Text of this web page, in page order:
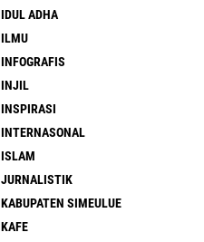
IDUL ADHA
ILMU
INFOGRAFIS
INJIL
INSPIRASI
INTERNASONAL
ISLAM
JURNALISTIK
KABUPATEN SIMEULUE
KAFE